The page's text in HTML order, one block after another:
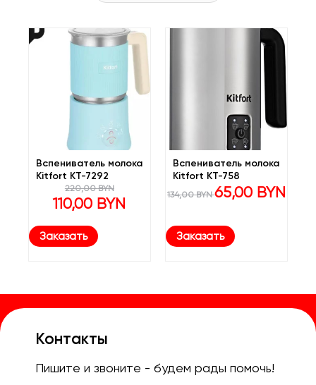
Вспениватель молока
Kitfort KT-7292
220,00BYNПервоначальная
цена
составляла
110,00 BYN
Заказать
Вспениватель молока
Kitfort KT-758
134,00BYN
Первоначальная
цена
65,00 BYN
Заказать
Контакты
Пишите и звоните - будем рады помочь!